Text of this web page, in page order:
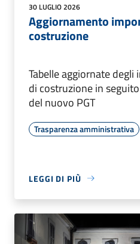
30 LUGLIO 2026
Aggiornamento
costruzione
Tabelle aggiornate
di costruzione in
del nuovo PGT
Trasparenza amministrativa
LEGGI DI PIÙ